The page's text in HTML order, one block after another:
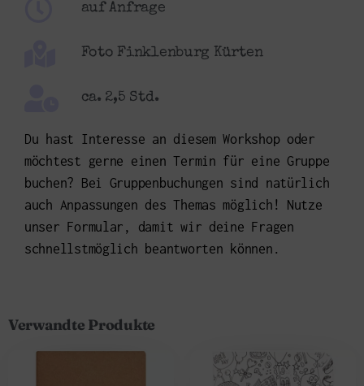
auf Anfrage
Foto Finklenburg Kürten
ca. 2,5 Std.
Du hast Interesse an diesem Workshop oder
möchtest gerne einen Termin für eine Gruppe
buchen? Bei Gruppenbuchungen sind natürlich
auch Anpassungen des Themas möglich! Nutze
unser Formular, damit wir deine Fragen
schnellstmöglich beantworten können.
Verwandte Produkte